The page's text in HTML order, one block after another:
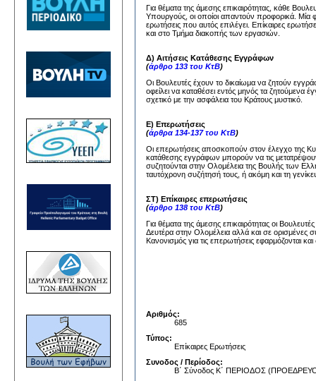
Για θέματα της άμεσης επικαιρότητας, κάθε
Υπουργούς, οι οποίοι απαντούν προφορικά. Μία
ερωτήσεις που αυτός επιλέγει. Επίκαιρες
και στο Τμήμα διακοπής των εργασιών.
Δ) Αιτήσεις Κατάθεσης Εγγράφων
(άρθρο 133 του ΚτΒ)
Οι Βουλευτές έχουν το δικαίωμα να ζητούν
οφείλει να καταθέσει εντός μηνός τα
σχετικό με την ασφάλεια του Κράτους μυστικό.
Ε) Επερωτήσεις
(άρθρα 134-137 του ΚτΒ)
Οι επερωτήσεις αποσκοπούν στον έλεγχο της
κατάθεσης εγγράφων μπορούν να τις
συζητούνται στην Ολομέλεια της Βουλής των
ταυτόχρονη συζήτησή τους, ή ακόμη και τη
ΣΤ) Επίκαιρες επερωτήσεις
(άρθρο 138 του ΚτΒ)
Για θέματα της άμεσης επικαιρότητας οι
Δευτέρα στην Ολομέλεια αλλά και σε ορισμένες
Κανονισμός για τις επερωτήσεις εφαρμόζονται
Αριθμός:
685
Τύπος:
Επίκαιρες Ερωτήσεις
Συνοδος / Περίοδος:
Β΄ Σύνοδος Κ΄ ΠΕΡΙΟΔΟΣ